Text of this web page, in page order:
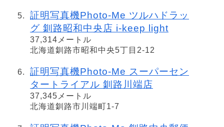
証明写真機Photo-Me ツルハドラッ
グ 釧路昭和中央店 i-keep light
37,314メートル
北海道釧路市昭和中央5丁目2-12
証明写真機Photo-Me スーパーセン
タートライアル 釧路川端店
37,345メートル
北海道釧路市川端町1-7